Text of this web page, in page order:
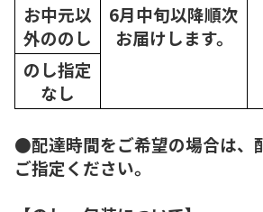
お中元以
外ののし
6月中旬以降順次
お届けします。
のし指定
なし
●配達時間をご希望の場合は、
ご指定ください。